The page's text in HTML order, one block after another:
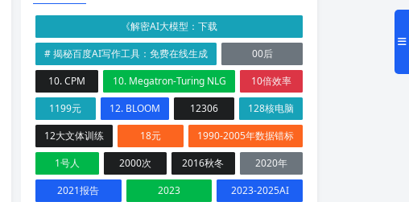
《解密AI大模型：下载
# 揭秘百度AI写作工具：免费在线生成
00后
10. CPM
10. Megatron-Turing NLG
10倍效率
1199元
12. BLOOM 12306
128核电脑
12大文体训练
18元
1990-2005年数据错标
1号人
2000次 2016秋冬
2020年
2021报告
2023
2023-2025AI